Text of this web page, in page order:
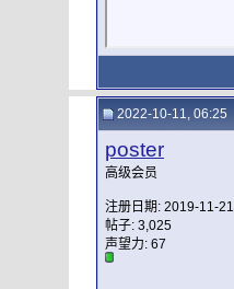
2022-10-11, 06:25
poster
高级会员
注册日期: 2019-11-21
帖子: 3,025
声望力: 67